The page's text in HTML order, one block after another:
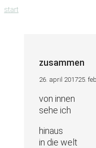
zum
start
zusammen
26. april 201725.
von innen
sehe ich
hinaus
in die welt